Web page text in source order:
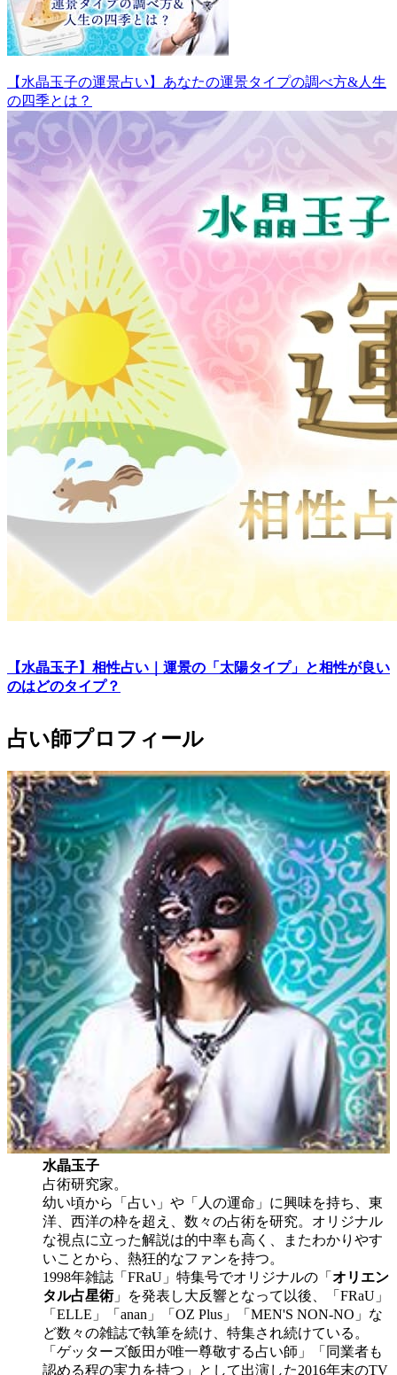
【水晶玉子の運景占い】あなたの運景タイプの調べ方&人生
の四季とは？
【水晶玉子】相性占い｜運景の「太陽タイプ」と相性が良い
のはどのタイプ？
占い師プロフィール
水晶玉子
占術研究家。
幼い頃から「占い」や「人の運命」に興味を持ち、東
洋、西洋の枠を超え、数々の占術を研究。オリジナル
な視点に立った解説は的中率も高く、またわかりやす
いことから、熱狂的なファンを持つ。
1998年雑誌「FRaU」特集号でオリジナルの「 オリエン
タル占星術」を発表し大反響となって以後、「FRaU」
「ELLE」「anan」「OZ Plus」「MEN'S NON-NO」な
ど数々の雑誌で執筆を続け、特集され続けている。
「ゲッターズ飯田が唯一尊敬する占い師」「同業者も
認める程の実力を持つ」として出演した2016年末のTV